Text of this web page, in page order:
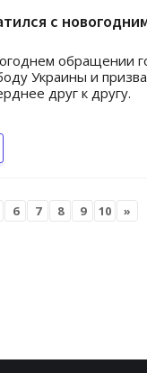
с
обращении
Украины и
друг к другу.
6 7 8 9 10 »